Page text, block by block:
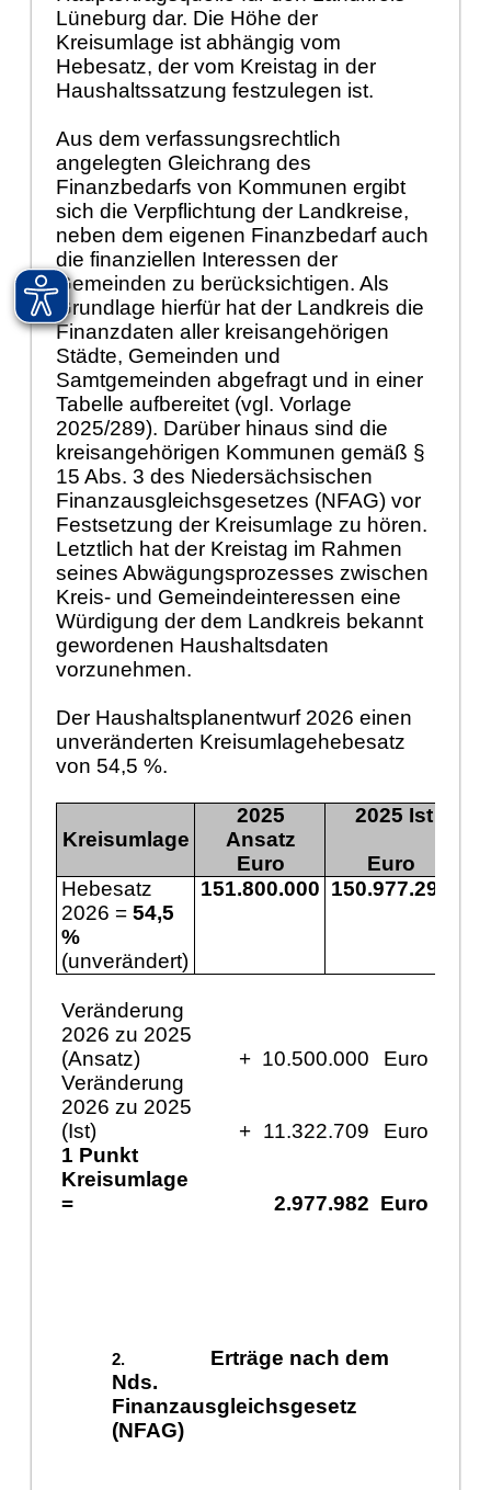
Lüneburg dar. Die Höhe der
Kreisumlage ist abhängig vom
Hebesatz, der vom Kreistag in der
Haushaltssatzung festzulegen ist.
Aus dem verfassungsrechtlich
angelegten Gleichrang des
Finanzbedarfs von Kommunen ergibt
sich die Verpflichtung der Landkreise,
neben dem eigenen Finanzbedarf auch
die finanziellen Interessen der
Gemeinden zu berücksichtigen. Als
Grundlage hierfür hat der Landkreis die
Finanzdaten aller kreisangehörigen
Städte, Gemeinden und
Samtgemeinden abgefragt und in einer
Tabelle aufbereitet (vgl. Vorlage
2025/289). Darüber hinaus sind die
kreisangehörigen Kommunen gemäß §
15 Abs. 3 des Niedersächsischen
Finanzausgleichsgesetzes (NFAG) vor
Festsetzung der Kreisumlage zu hören.
Letztlich hat der Kreistag im Rahmen
seines Abwägungsprozesses zwischen
Kreis- und Gemeindeinteressen eine
Würdigung der dem Landkreis bekannt
gewordenen Haushaltsdaten
vorzunehmen.
Der Haushaltsplanentwurf 2026 einen
unveränderten Kreisumlagehebesatz
von 54,5 %.
Kreisumlage
2025
Ansatz
2025 Ist
Euro
Euro
Hebesatz
2026 =54,5
%
(unverändert)
151.800.000 150.977.291
Veränderung
2026 zu 2025
(Ansatz)
+ 10.500.000
Euro
Veränderung
2026 zu 2025
(Ist)
+ 11.322.709
Euro
1 Punkt
Kreisumlage
=
2.977.982 Euro
Erträge nach dem
Nds.
Finanzausgleichsgesetz
(NFAG)